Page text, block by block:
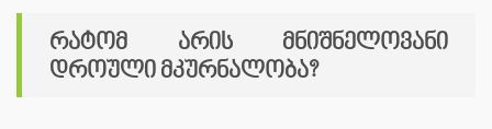
რატომ არის მნიშნელოვანი
დროული მკურნალობა?